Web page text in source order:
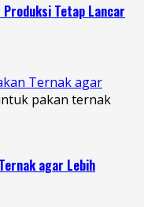
Tetap Lancar
Ternak agar
agar Lebih